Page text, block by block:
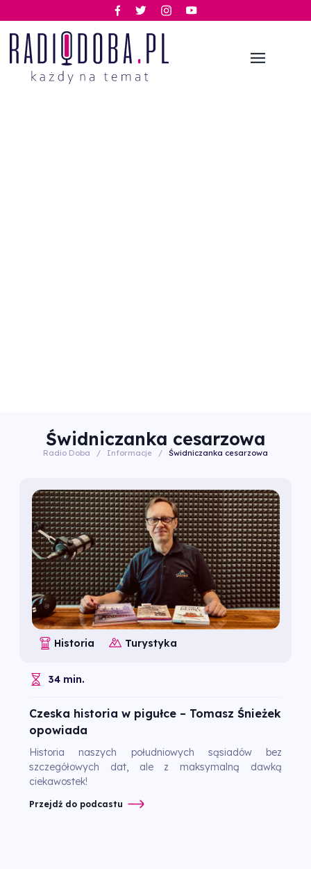
Świdniczanka cesarzowa
Radio Doba / Informacje / Świdniczanka cesarzowa
Historia Turystyka
34 min.
Czeska historia w pigułce – Tomasz Śnieżek
opowiada
Historia naszych południowych sąsiadów bez
szczegółowych dat, ale z maksymalną dawką
ciekawostek!
Przejdź do podcastu